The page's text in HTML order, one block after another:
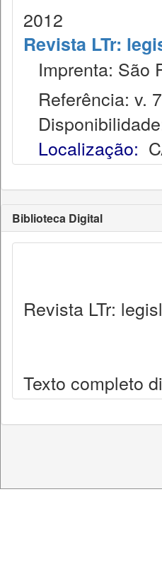
2012
Revista LTr:
Imprenta: São
Referência: v.
Localização:
Biblioteca Digital
Revista LTr:
Texto completo